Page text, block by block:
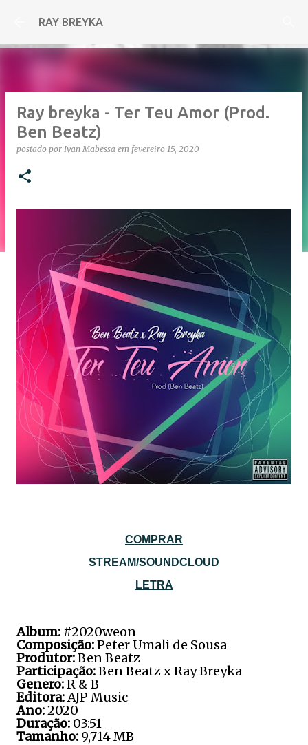
Pular para o conteúdo principal
RAY BREYKA
Ray breyka - Ter Teu Amor (Prod.
Ben Beatz)
postado por Ivan Mabessa em fevereiro 15, 2020
COMPRAR
STREAM/SOUNDCLOUD
LETRA
Album: #2020weon
Composição:Peter Umali de Sousa
Produtor:Ben Beatz
Participação:Ben Beatz x Ray Breyka
Genero:R & B
Editora:AJP Music
Ano:2020
Duração: 03:51
Tamanho: 9,714 MB